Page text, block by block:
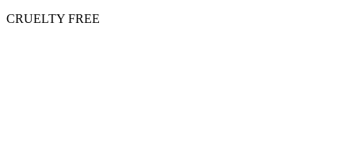
CRUELTY FREE